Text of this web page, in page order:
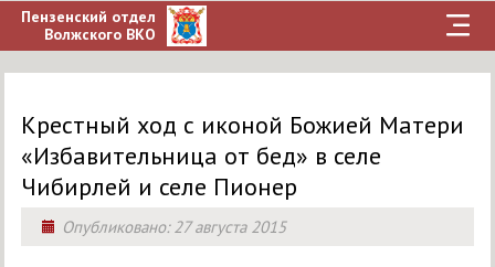
Пензенский отдел
Волжского ВКО
Крестный ход с иконой Божией Матери
«Избавительница от бед» в селе
Чибирлей и селе Пионер
Опубликовано:27 августа 2015